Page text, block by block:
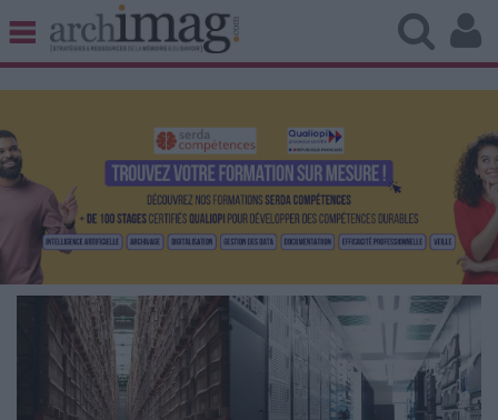
BIBLIOTHÈQUE ÉDITION
UNIVERS DATA
TRAVAIL COLLABORATIF
VIE NUMÉRIQUE
NUMÉRIQUE RESPONSABLE
LES DOSSIERS